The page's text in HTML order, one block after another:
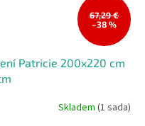
67,29 €
–38 %
Patricie 200x220 cm
Skladem (1 sada)